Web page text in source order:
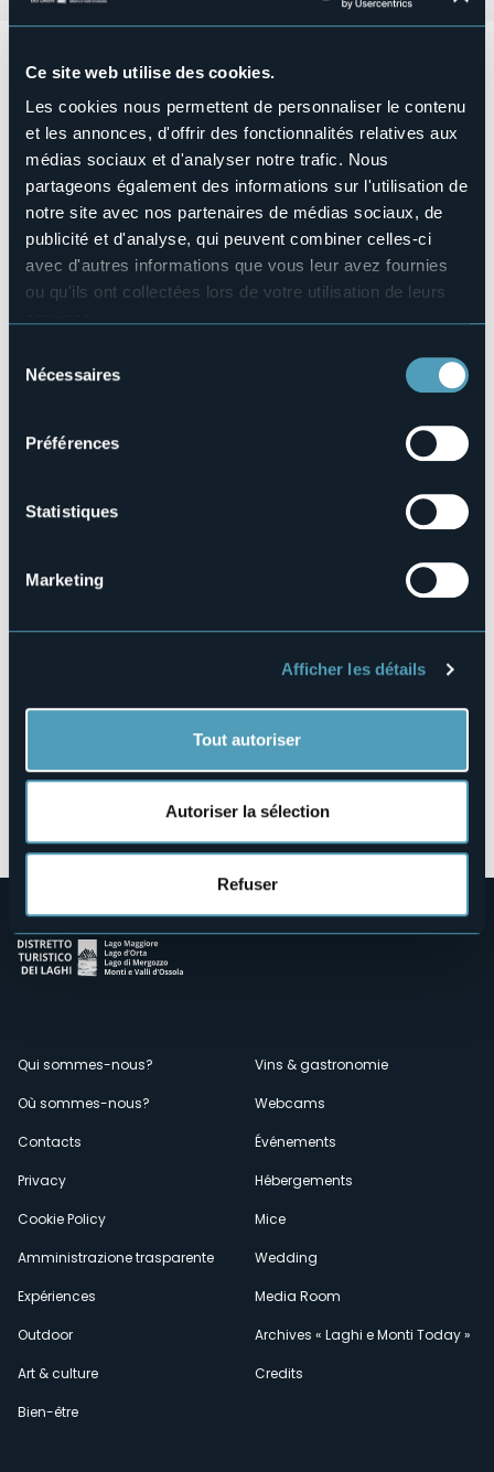
Ce site web utilise des cookies.
Les cookies nous permettent de personnaliser le contenu
et les annonces, d'offrir des fonctionnalités relatives aux
médias sociaux et d'analyser notre trafic. Nous
partageons également des informations sur l'utilisation de
notre site avec nos partenaires de médias sociaux, de
publicité et d'analyse, qui peuvent combiner celles-ci
avec d'autres informations que vous leur avez fournies
ou qu'ils ont collectées lors de votre utilisation de leurs
manière de les gérer et de les supprimer,
cliquez ici
Nécessaires
Préférences
Statistiques
Marketing
Afficher les détails
Tout autoriser
Autoriser la sélection
Refuser
camminata/corsa benefica a favore della ricerca
universitaria sul cancro.
La manifestazione si svolge a Torino e anche a Druogno
nellagiornata di Domenica 06 Aprile con partenza alle
ore 10:00.
Percorriamo la strada ciclopedonale che collega Sasseglio
a Coimo, 5 km immersi nella natura!
Iscrizione con:donazione minima di 20 euro.
Organisateur de l'événement
Mulino di Sessaglio
E-mail
28853 - Druogno (VB)
Ouvrir la carte
Menù
secondario
Qui sommes-nous?
Où sommes-nous?
Contacts
Privacy
Cookie Policy
Amministrazione trasparente
Expériences
Outdoor
Art & culture
Bien-être
Vins & gastronomie
Webcams
Événements
Hébergements
Mice
Wedding
Media Room
Archives « Laghi e Monti Today »
Credits